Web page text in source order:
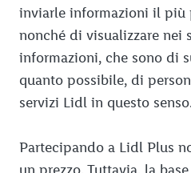
inviarle informazioni il più
nonché di visualizzare nei
informazioni, che sono di
quanto possibile, di
servizi Lidl in questo
Partecipando a Lidl Plus